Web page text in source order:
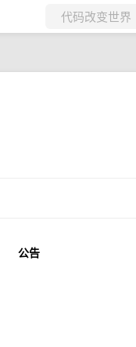
公告